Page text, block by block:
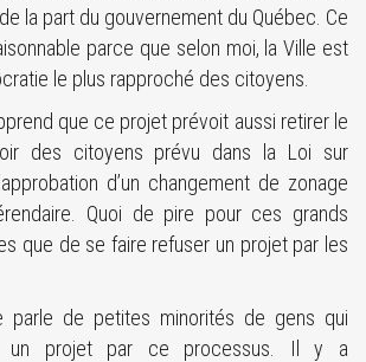
la part du gouvernement du Québec. Ce
parce que selon moi, la Ville est
le plus rapproché des citoyens.
que ce projet prévoit aussi retirer le
des citoyens prévu dans la Loi sur
d’un changement de zonage
Quoi de pire pour ces grands
que de se faire refuser un projet par les
parle de petites minorités de gens qui
un projet par ce processus. Il y a